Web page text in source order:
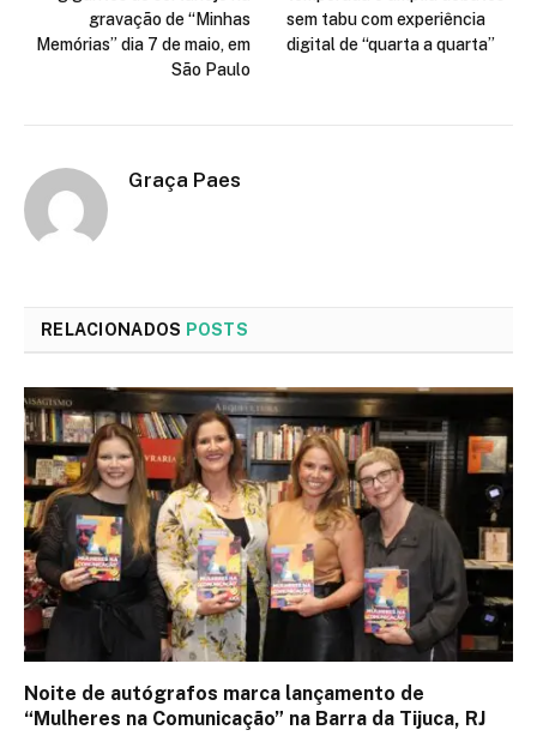
gravação de “Minhas
Memórias” dia 7 de maio, em
São Paulo
sem tabu com experiência
digital de “quarta a quarta”
Graça Paes
RELACIONADOS POSTS
Noite de autógrafos marca lançamento de
“Mulheres na Comunicação” na Barra da Tijuca, RJ